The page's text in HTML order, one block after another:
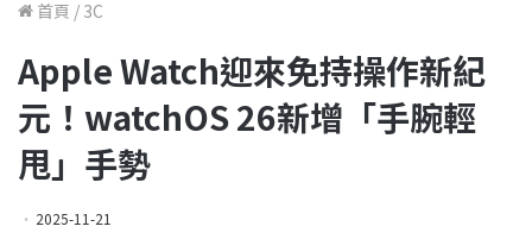
首頁 / 3C
Apple Watch迎來免持操作新紀
元！watchOS 26新增「手腕輕
甩」手勢
2025-11-21